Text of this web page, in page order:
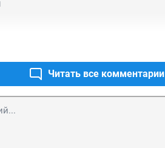
Читать все комментарии